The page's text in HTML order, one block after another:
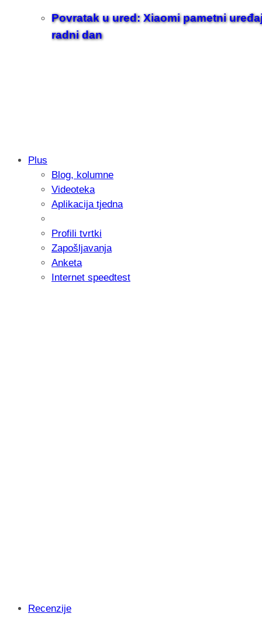
Povratak u ured: Xiaomi pametni
radni dan
Samsung otkrio kako je nastajala
donijelo tanje i izdržljivije preklopne
Plus
Blog, kolumne
Videoteka
Aplikacija tjedna
Profili tvrtki
Zapošljavanja
Anketa
Internet speedtest
Recenzije